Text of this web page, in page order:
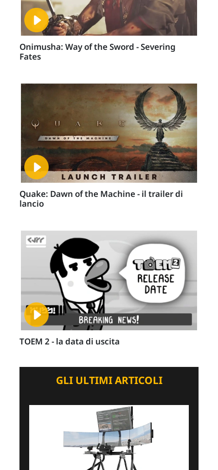
Onimusha: Way of the Sword - Severing
Fates
Quake: Dawn of the Machine - il trailer di
lancio
TOEM 2 - la data di uscita
GLI ULTIMI ARTICOLI